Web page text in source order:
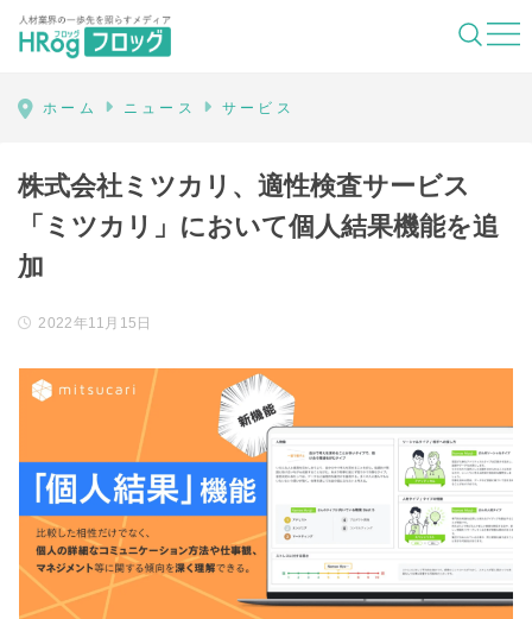
HRog | 人材業界の一歩先を照らすメディ
ホーム ニュース サービス
株式会社ミツカリ、適性検査サービス
「ミツカリ」において個人結果機能を追
加
2022年11月15日